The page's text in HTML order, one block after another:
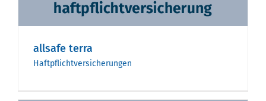
allsafe terra
Haftpflichtversicherungen